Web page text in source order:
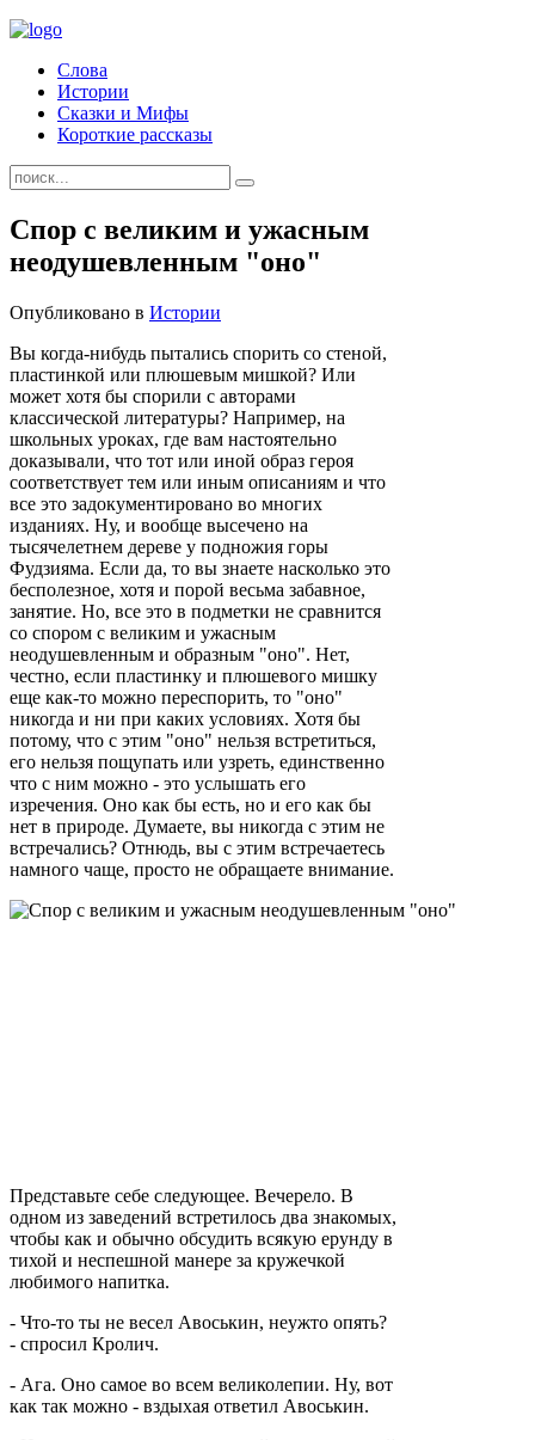
Слова
Истории
Сказки и Мифы
Короткие рассказы
Спор с великим и ужасным
неодушевленным "оно"
Опубликовано в Истории
Вы когда-нибудь пытались спорить со стеной,
пластинкой или плюшевым мишкой? Или
может хотя бы спорили с авторами
классической литературы? Например, на
школьных уроках, где вам настоятельно
доказывали, что тот или иной образ героя
соответствует тем или иным описаниям и что
все это задокументировано во многих
изданиях. Ну, и вообще высечено на
тысячелетнем дереве у подножия горы
Фудзияма. Если да, то вы знаете насколько это
бесполезное, хотя и порой весьма забавное,
занятие. Но, все это в подметки не сравнится
со спором с великим и ужасным
неодушевленным и образным "оно". Нет,
честно, если пластинку и плюшевого мишку
еще как-то можно переспорить, то "оно"
никогда и ни при каких условиях. Хотя бы
потому, что с этим "оно" нельзя встретиться,
его нельзя пощупать или узреть, единственно
что с ним можно - это услышать его
изречения. Оно как бы есть, но и его как бы
нет в природе. Думаете, вы никогда с этим не
встречались? Отнюдь, вы с этим встречаетесь
намного чаще, просто не обращаете внимание.
Представьте себе следующее. Вечерело. В
одном из заведений встретилось два знакомых,
чтобы как и обычно обсудить всякую ерунду в
тихой и неспешной манере за кружечкой
любимого напитка.
- Что-то ты не весел Авоськин, неужто опять?
- спросил Кролич.
- Ага. Оно самое во всем великолепии. Ну, вот
как так можно - вздыхая ответил Авоськин.